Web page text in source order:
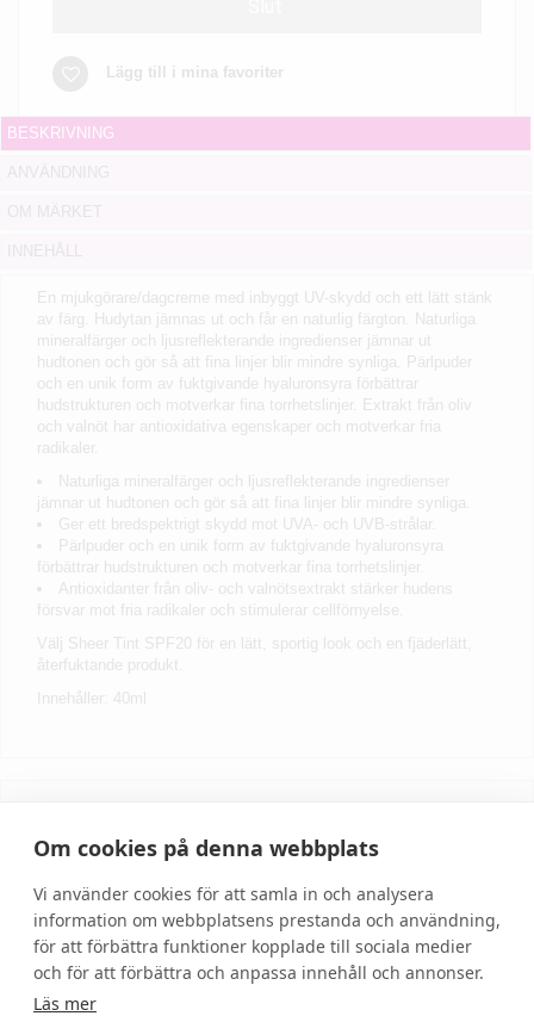
Lägg till i mina favoriter
BESKRIVNING
En mjukgörare/dagcreme med inbyggt UV-skydd och ett lätt stänk
av färg. Hudytan jämnas ut och får en naturlig färgton. Naturliga
mineralfärger och ljusreflekterande ingredienser jämnar ut
hudtonen och gör så att fina linjer blir mindre synliga. Pärlpuder
och en unik form av fuktgivande hyaluronsyra förbättrar
hudstrukturen och motverkar fina torrhetslinjer. Extrakt från oliv
och valnöt har antioxidativa egenskaper och motverkar fria
radikaler.
Naturliga mineralfärger och ljusreflekterande ingredienser
jämnar ut hudtonen och gör så att fina linjer blir mindre synliga.
Ger ett bredspektrigt skydd mot UVA- och UVB-strålar.
Pärlpuder och en unik form av fuktgivande hyaluronsyra
förbättrar hudstrukturen och motverkar fina torrhetslinjer.
Antioxidanter från oliv- och valnötsextrakt stärker hudens
försvar mot fria radikaler och stimulerar cellförnyelse.
Välj Sheer Tint SPF20 för en lätt, sportig look och en fjäderlätt,
återfuktande produkt.
Innehåller: 40ml
Om cookies på denna webbplats
Vi använder cookies för att samla in och analysera
information om webbplatsens prestanda och användning,
för att förbättra funktioner kopplade till sociala medier
och för att förbättra och anpassa innehåll och annonser.
Läs mer